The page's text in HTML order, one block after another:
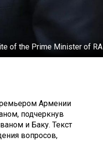
of the Prime Minister of RA
Армении
подчеркнув
и Баку. Текст
вопросов,